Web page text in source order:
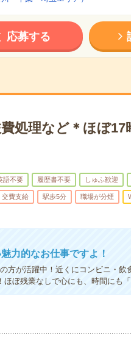
応募する
処理など＊ほぼ17
語不要 履歴書不要 しゅふ歓迎
交費支給 駅歩5分 職場が分煙
力的なお仕事ですよ！
方が活躍中！近くにコンビニ・飲
ぼ残業なしで心にも、時間にも「